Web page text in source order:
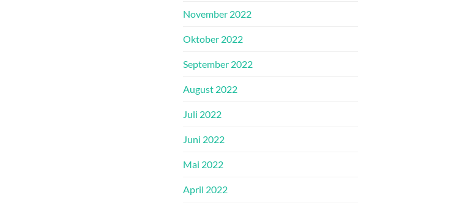
November 2022
Oktober 2022
September 2022
August 2022
Juli 2022
Juni 2022
Mai 2022
April 2022